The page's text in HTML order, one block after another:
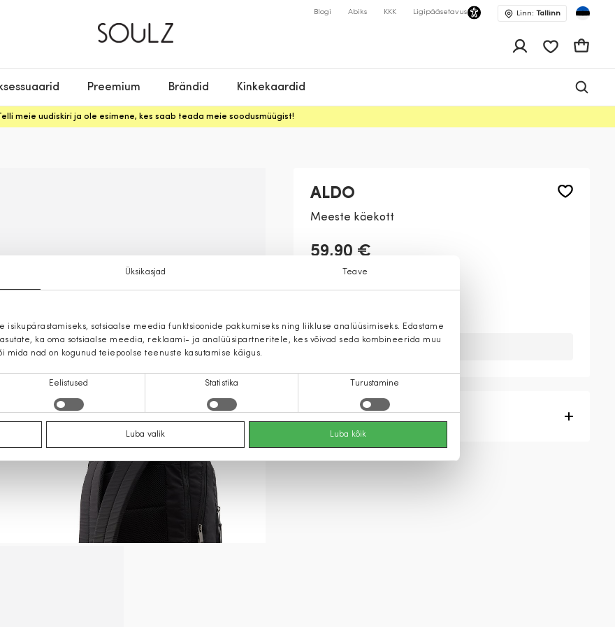
Üksikasjad Teave
isikupärastamiseks, sotsiaalse meedia funktsioonide pakkumiseks ning liikluse analüüsimiseks. Edastame
ka oma sotsiaalse meedia, reklaami- ja analüüsipartneritele, kes võivad seda kombineerida muu
nad on kogunud teiepoolse teenuste kasutamise käigus.
Eelistused Statistika Turustamine
Luba valik Luba kõik
Blogi Abiks KKK Ligipääsetavus Linn: Tallinn
Preemium Brändid Kinkekaardid
meie uudiskiri ja ole esimene, kes saab teada meie soodusmüügist!
ALDO
Meeste käekott
59,90 €
Tootekirjeldus